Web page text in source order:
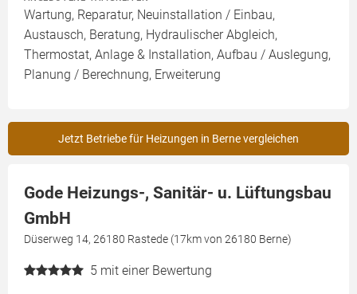
Wartung, Reparatur, Neuinstallation / Einbau,
Austausch, Beratung, Hydraulischer Abgleich,
Thermostat, Anlage & Installation, Aufbau / Auslegung,
Planung / Berechnung, Erweiterung
Jetzt Betriebe für Heizungen in Berne vergleichen
Gode Heizungs-, Sanitär- u. Lüftungsbau
GmbH
Düserweg 14, 26180 Rastede (17km von 26180 Berne)
5 mit einer Bewertung